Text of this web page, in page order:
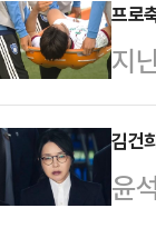
범
게
실
는
씨
프로
지
서
리
단
김건
윤